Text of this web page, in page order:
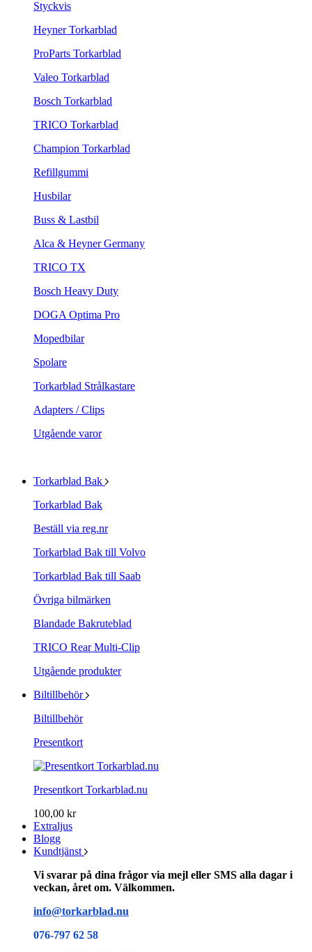
Styckvis
Heyner Torkarblad
ProParts Torkarblad
Valeo Torkarblad
Bosch Torkarblad
TRICO Torkarblad
Champion Torkarblad
Refillgummi
Husbilar
Buss & Lastbil
Alca & Heyner Germany
TRICO TX
Bosch Heavy Duty
DOGA Optima Pro
Mopedbilar
Spolare
Torkarblad Strålkastare
Adapters / Clips
Utgående varor
Torkarblad Bak
Torkarblad Bak
Beställ via reg.nr
Torkarblad Bak till Volvo
Torkarblad Bak till Saab
Övriga bilmärken
Blandade Bakruteblad
TRICO Rear Multi-Clip
Utgående produkter
Biltillbehör
Biltillbehör
Presentkort
Presentkort Torkarblad.nu
100,00 kr
Extraljus
Blogg
Kundtjänst
Vi svarar på dina frågor via mejl eller SMS alla dagar i
veckan, året om. Välkommen.
info@torkarblad.nu
076-797 62 58